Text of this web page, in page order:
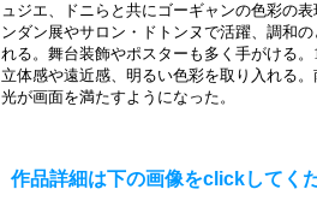
ュジエ、ドニらと共にゴーギャンの色彩の
ンダン展やサロン・ドトンヌで活躍、調和
れる。舞台装飾やポスターも多く手がける
立体感や遠近感、明るい色彩を取り入れる
光が画面を満たすようになった。
作品詳細は下の画像をclickしてく